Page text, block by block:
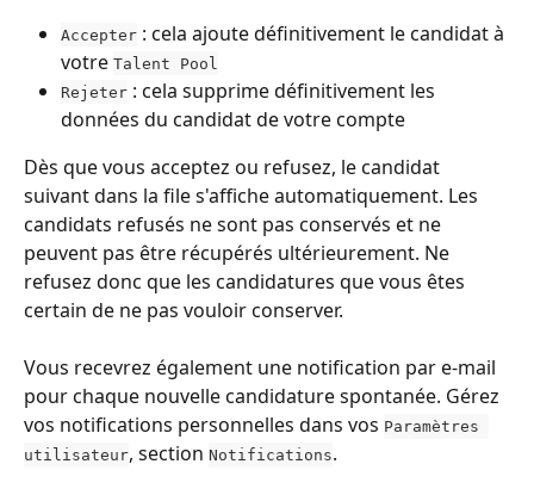
Accepter : cela ajoute définitivement le candidat à
votre Talent Pool
Rejeter : cela supprime définitivement les
données du candidat de votre compte
Dès que vous acceptez ou refusez, le candidat
suivant dans la file s'affiche automatiquement. Les
candidats refusés ne sont pas conservés et ne
peuvent pas être récupérés ultérieurement. Ne
refusez donc que les candidatures que vous êtes
certain de ne pas vouloir conserver.
Vous recevrez également une notification par e-mail
pour chaque nouvelle candidature spontanée. Gérez
vos notifications personnelles dans vos Paramètres
utilisateur, section Notifications.